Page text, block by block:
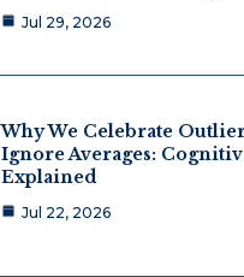
Jul 29, 2026
Why We Celebrate
Ignore Averages:
Explained
Jul 22, 2026